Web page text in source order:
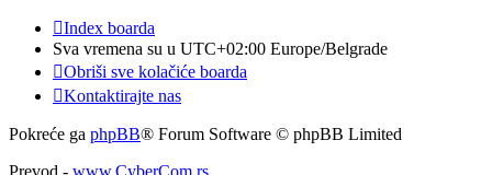
Index boarda
Sva vremena su u UTC+02:00 Europe/Belgrade
Obriši sve kolačiće boarda
Kontaktirajte nas
Pokreće ga phpBB® Forum Software © phpBB Limited
Prevod - www.CyberCom.rs